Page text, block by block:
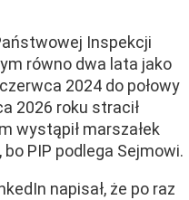
Inspekcji
równo dwa lata jako
2024 do połowy
2026 roku stracił
wystąpił marszałek
PIP podlega Sejmowi.
napisał, że po raz